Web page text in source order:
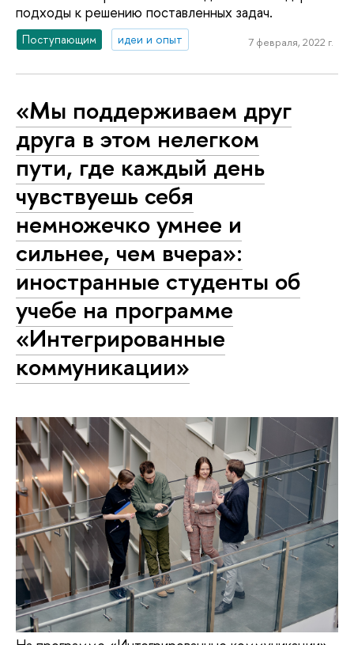
подходы к решению поставленных задач.
Поступающим идеи и опыт 7 февраля, 2022 г.
«Мы поддерживаем друг
друга в этом нелегком
пути, где каждый день
чувствуешь себя
немножечко умнее и
сильнее, чем вчера»:
иностранные студенты об
учебе на программе
«Интегрированные
коммуникации»